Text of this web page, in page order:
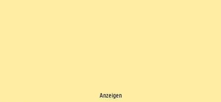
Anzeigen